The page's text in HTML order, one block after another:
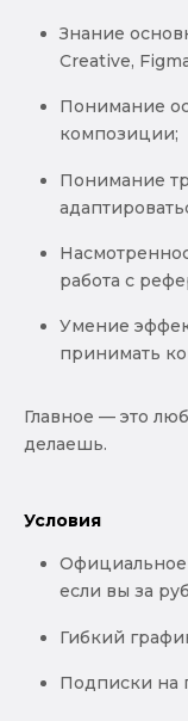
Знание
Creative,
Понимание
композиции;
Понимание
работа с
Умение
принимать
Главное — это
делаешь.
Условия
если вы за
Гибкий
Подписки на